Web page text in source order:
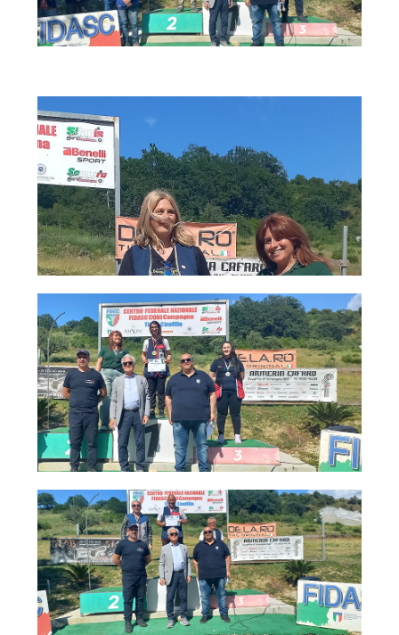
Cinofilia Sportiva
Agility
Dog Triathlon
Hoopers
Mantrailing
Nosework
Obedience
Rally Obedience
Retriever Sport
Ricerca Tartufo
Sheepdog
Sport acquatici
Treibball
Ipo Delta
Protezione civile Sportiva
Cinofilia Venatoria
Sleddog